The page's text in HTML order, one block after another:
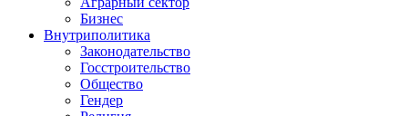
Бизнес
Внутриполитика
Законодательство
Госстроительство
Общество
Гендер